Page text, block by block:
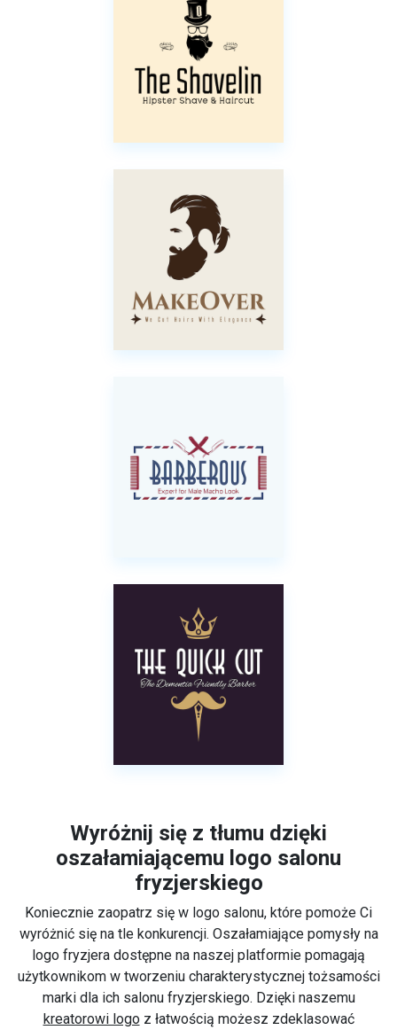
Wyróżnij się z tłumu dzięki
oszałamiającemu logo salonu
fryzjerskiego
Koniecznie zaopatrz się w logo salonu, które pomoże Ci
wyróżnić się na tle konkurencji. Oszałamiające pomysły na
logo fryzjera dostępne na naszej platformie pomagają
użytkownikom w tworzeniu charakterystycznej tożsamości
marki dla ich salonu fryzjerskiego. Dzięki naszemu
kreatorowi logoz łatwością możesz zdeklasować